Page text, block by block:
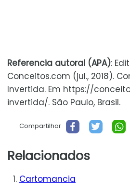
Referencia autoral (APA):
Conceitos.com (jul., 2018).
Invertida. Em https://
invertida/. São Paulo, Brasil.
Compartilhar
Relacionados
Cartomancia